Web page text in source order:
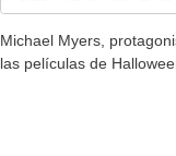
Michael Myers,
las películas de